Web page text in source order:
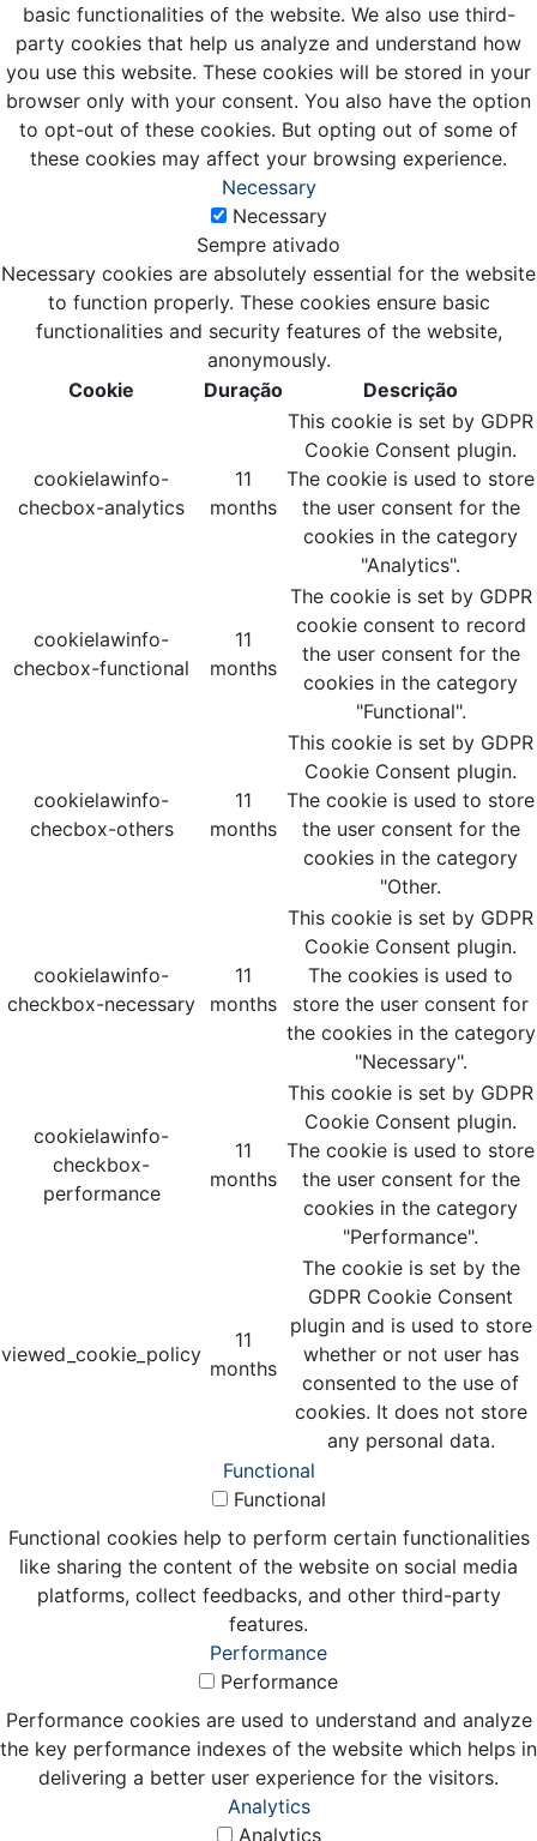
basic functionalities of the website. We also use third-
party cookies that help us analyze and understand how
you use this website. These cookies will be stored in your
browser only with your consent. You also have the option
to opt-out of these cookies. But opting out of some of
these cookies may affect your browsing experience.
Necessary
Necessary
Sempre ativado
Necessary cookies are absolutely essential for the website
to function properly. These cookies ensure basic
functionalities and security features of the website,
anonymously.
Cookie
Duração Descrição
cookielawinfo-
checbox-analytics
11
months
This cookie is set by GDPR
Cookie Consent plugin.
The cookie is used to store
the user consent for the
cookies in the category
"Analytics".
cookielawinfo-
checbox-functional
11
months
The cookie is set by GDPR
cookie consent to record
the user consent for the
cookies in the category
"Functional".
cookielawinfo-
checbox-others
11
months
This cookie is set by GDPR
Cookie Consent plugin.
The cookie is used to store
the user consent for the
cookies in the category
"Other.
cookielawinfo-
checkbox-necessary
11
months
This cookie is set by GDPR
Cookie Consent plugin.
The cookies is used to
store the user consent for
the cookies in the category
"Necessary".
cookielawinfo-
checkbox-
performance
11
months
This cookie is set by GDPR
Cookie Consent plugin.
The cookie is used to store
the user consent for the
cookies in the category
"Performance".
viewed_cookie_policy
11
months
The cookie is set by the
GDPR Cookie Consent
plugin and is used to store
whether or not user has
consented to the use of
cookies. It does not store
any personal data.
Functional
Functional
Functional cookies help to perform certain functionalities
like sharing the content of the website on social media
platforms, collect feedbacks, and other third-party
features.
Performance
Performance
Performance cookies are used to understand and analyze
the key performance indexes of the website which helps in
delivering a better user experience for the visitors.
Analytics
Analytics